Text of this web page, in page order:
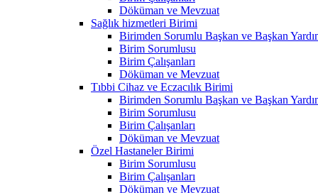
Döküman ve Mevzuat
Sağlık hizmetleri Birimi
Birimden Sorumlu Başkan ve Başkan
Birim Sorumlusu
Birim Çalışanları
Döküman ve Mevzuat
Tıbbi Cihaz ve Eczacılık Birimi
Birimden Sorumlu Başkan ve Başkan
Birim Sorumlusu
Birim Çalışanları
Döküman ve Mevzuat
Özel Hastaneler Birimi
Birim Sorumlusu
Birim Çalışanları
Döküman ve Mevzuat